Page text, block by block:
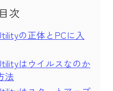
目次
の正体とPCに入
はウイルスなのか
法